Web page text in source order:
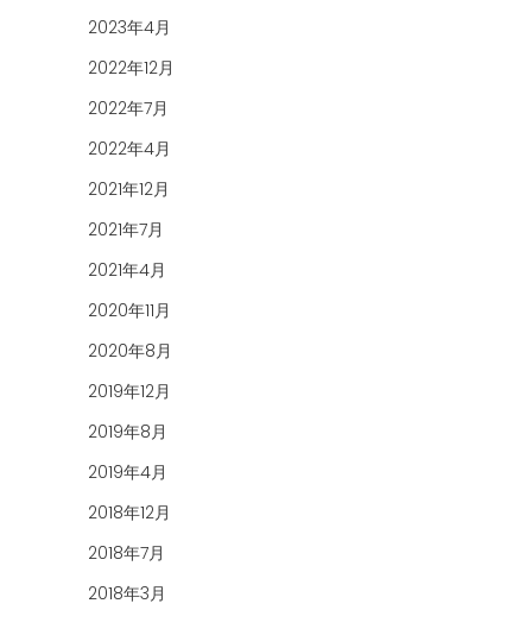
2023年4月
2022年12月
2022年7月
2022年4月
2021年12月
2021年7月
2021年4月
2020年11月
2020年8月
2019年12月
2019年8月
2019年4月
2018年12月
2018年7月
2018年3月